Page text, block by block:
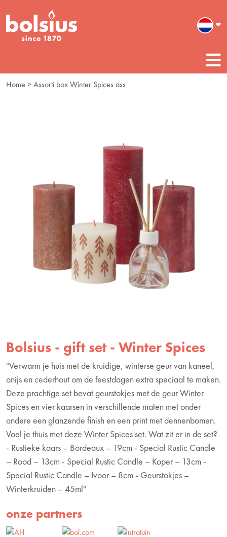
Home > Assorti box Winter Spices ass
Bolsius - gift set - Winter Spices
"Verwarm je huis met de kruidige, winterse geur van kaneel,
anijs en cederhout om de feestdagen extra speciaal te maken.
Deze prachtige set bevat geurstokjes met de geur Winter
Spices en vier kaarsen in verschillende maten met onder
andere een glanzende finish en een print met dennenbomen.
Voel je thuis met deze Winter Spices set. Wat zit er in de set?
- Rustieke kaars – Bordeaux – 19cm - Special Rustic Candle
– Rood – 13cm - Special Rustic Candle – Koper – 13cm -
Special Rustic Candle – Ivoor – 8cm - Geurstokjes –
Winterkruiden – 45ml"
onze partners